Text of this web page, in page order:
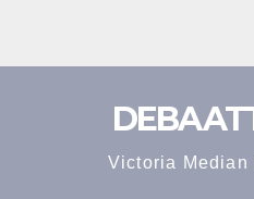
Victoria